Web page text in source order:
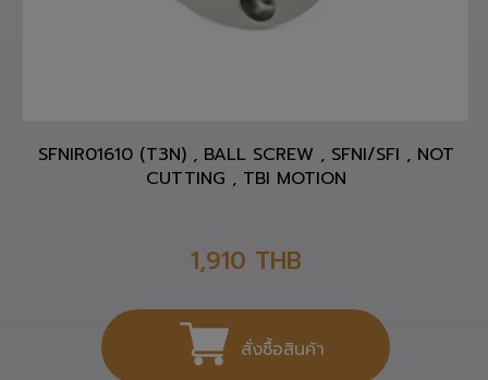
SFNIR01610 (T3N) , BALL SCREW , SFNI/SFI , NOT
CUTTING , TBI MOTION
1,910 THB
สั่งซื้อสินค้า